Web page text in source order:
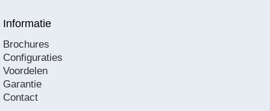
Informatie
Brochures
Configuraties
Voordelen
Garantie
Contact